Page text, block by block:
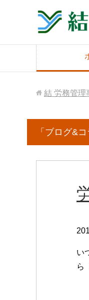
結 労務管理
「ブログ&
い
ら